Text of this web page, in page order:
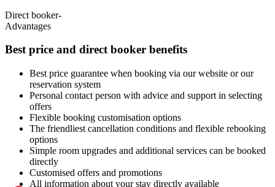
Direct booker-
Advantages
Best price and direct booker benefits
Best price guarantee when booking via our website or our
reservation system
Personal contact person with advice and support in selecting
offers
Flexible booking customisation options
The friendliest cancellation conditions and flexible rebooking
options
Simple room upgrades and additional services can be booked
directly
Customised offers and promotions
All information about your stay directly available